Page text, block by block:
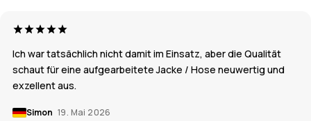
Ich war tatsächlich nicht damit im Einsatz, aber die Qualität
schaut für eine aufgearbeitete Jacke / Hose neuwertig und
exzellent aus.
Simon 19. Mai 2026